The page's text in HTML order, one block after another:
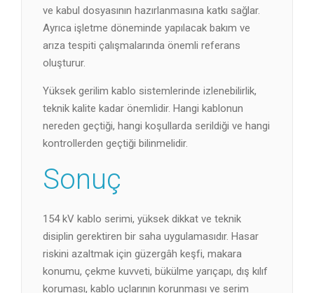
ve kabul dosyasının hazırlanmasına katkı sağlar.
Ayrıca işletme döneminde yapılacak bakım ve
arıza tespiti çalışmalarında önemli referans
oluşturur.
Yüksek gerilim kablo sistemlerinde izlenebilirlik,
teknik kalite kadar önemlidir. Hangi kablonun
nereden geçtiği, hangi koşullarda serildiği ve hangi
kontrollerden geçtiği bilinmelidir.
Sonuç
154 kV kablo serimi, yüksek dikkat ve teknik
disiplin gerektiren bir saha uygulamasıdır. Hasar
riskini azaltmak için güzergâh keşfi, makara
konumu, çekme kuvveti, bükülme yarıçapı, dış kılıf
koruması, kablo uçlarının korunması ve serim